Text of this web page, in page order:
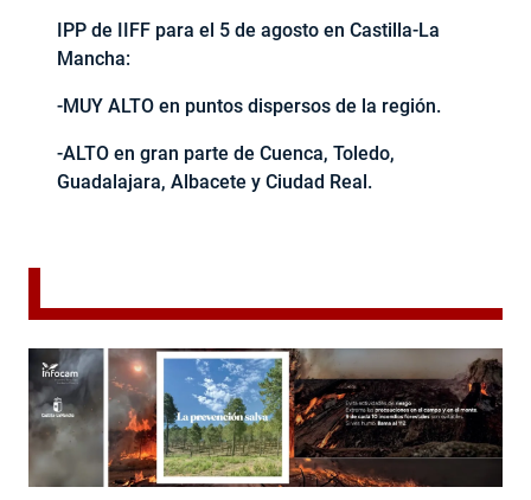
IPP de IIFF para el 5 de agosto en Castilla-La
Mancha:
-MUY ALTO en puntos dispersos de la región.
-ALTO en gran parte de Cuenca, Toledo,
Guadalajara, Albacete y Ciudad Real.